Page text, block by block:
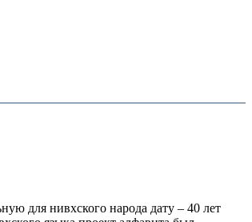
для нивхского народа дату – 40 лет